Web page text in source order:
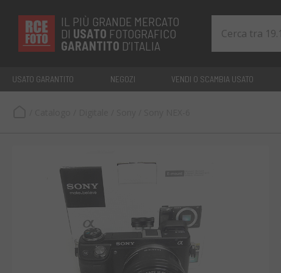
IL PIÙ GRANDE MERCATO
DI USATO FOTOGRAFICO
GARANTITO D’ITALIA
USATO GARANTITO NEGOZI VENDI O SCAMBIA USATO